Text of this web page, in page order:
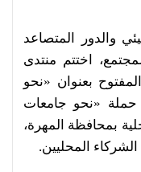
والدور المتصاعد
اختتم منتدى
بعنوان «نحو
«نحو جامعات
بمحافظة المهرة،
المحليين.